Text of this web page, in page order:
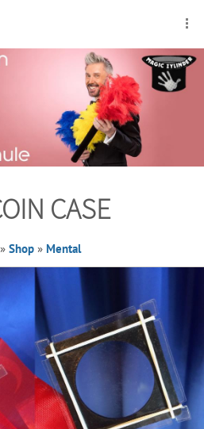
CASE
» Shop » Mental